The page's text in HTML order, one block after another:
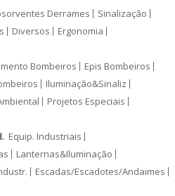
Derrames
Sinalização
Diversos
Ergonomia
Bombeiros
Epis Bombeiros
Iluminação&Sinaliz
Projetos Especiais
Equip. Industriais
Lanternas&Iluminação
Escadas/Escadotes/Andaimes